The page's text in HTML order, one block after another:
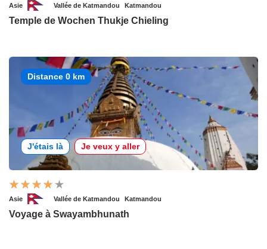
Asie Vallée de Katmandou Katmandou
Temple de Wochen Thukje Chieling
Distance 0 km
J'étais là Je veux y aller
Asie Vallée de Katmandou Katmandou
Voyage à Swayambhunath